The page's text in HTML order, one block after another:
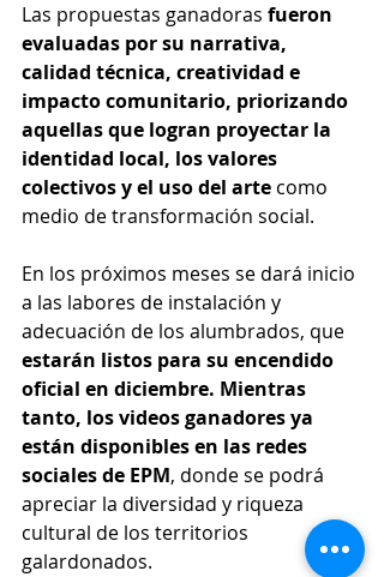
Las propuestas ganadoras fueron
evaluadas por su narrativa,
calidad técnica, creatividad e
impacto comunitario, priorizando
aquellas que logran proyectar la
identidad local, los valores
colectivos y el uso del arte como
medio de transformación social.
En los próximos meses se dará inicio
a las labores de instalación y
adecuación de los alumbrados, que
estarán listos para su encendido
oficial en diciembre. Mientras
tanto, los videos ganadores ya
están disponibles en las redes
sociales de EPM, donde se podrá
apreciar la diversidad y riqueza
cultural de los territorios
galardonados.